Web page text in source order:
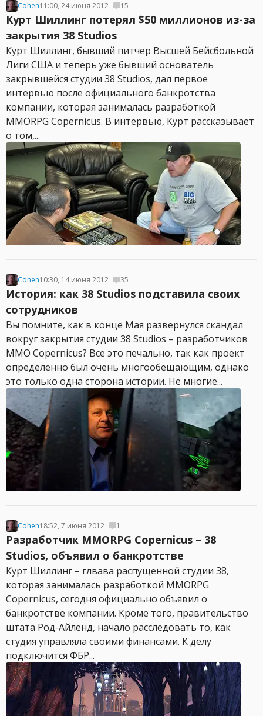
Cohen11:00, 24 июня 2012 15
Курт Шиллинг потерял $50 миллионов из-за
закрытия 38 Studios
Курт Шиллинг, бывший питчер Высшей Бейсбольной
Лиги США и теперь уже бывший основатель
закрывшейся студии 38 Studios, дал первое
интервью после официального банкротства
компании, которая занималась разработкой
MMORPG Copernicus. В интервью, Курт рассказывает
о том,...
Cohen10:30, 14 июня 2012 35
История: как 38 Studios подставила своих
сотрудников
Вы помните, как в конце Мая развернулся скандал
вокруг закрытия студии 38 Studios – разработчиков
MMO Copernicus? Все это печально, так как проект
определенно был очень многообещающим, однако
это только одна сторона истории. Не многие...
Cohen18:52, 7 июня 2012 1
Разработчик MMORPG Copernicus – 38
Studios, объявил о банкротстве
Курт Шиллинг – глвава распущенной студии 38,
которая занималась разработкой MMORPG
Copernicus, сегодня официально объявил о
банкротстве компании. Кроме того, правительство
штата Род-Айленд, начало расследовать то, как
студия управляла своими финансами. К делу
подключится ФБР...